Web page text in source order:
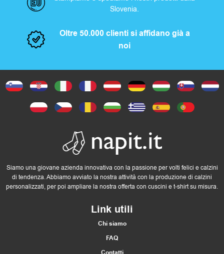
Slovenia.
Oltre 50.000 clienti si affidano già a
noi
Siamo una giovane azienda innovativa con la passione per volti felici e calzini
di tendenza. Abbiamo avviato la nostra attività con la produzione di calzini
personalizzati, per poi ampliare la nostra offerta con cuscini e t-shirt su misura.
Link utili
Chi siamo
FAQ